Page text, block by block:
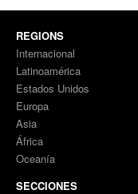
REGIONS
Internacional
Latinoamérica
Estados Unidos
Europa
Asia
África
Oceanía
SECCIONES